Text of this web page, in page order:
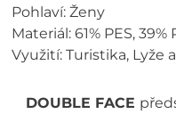
Pohlaví: Ženy
Materiál: 61% PES,
Využití: Turistika, Lyže
DOUBLE FACE